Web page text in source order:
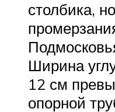
столбика,
Ширина
12 см
опорной